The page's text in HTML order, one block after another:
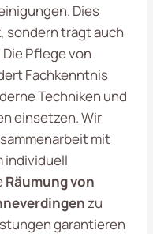
Dies
sondern trägt auch
Pflege von
Fachkenntnis
Techniken und
einsetzen. Wir
mit
individuell
Räumung von
zu
garantieren